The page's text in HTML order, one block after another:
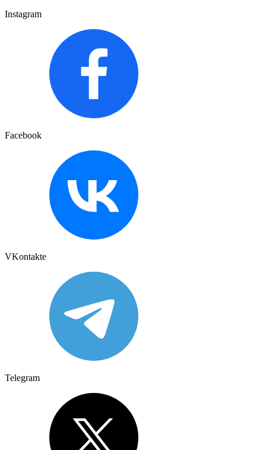
Instagram
Facebook
VKontakte
Telegram